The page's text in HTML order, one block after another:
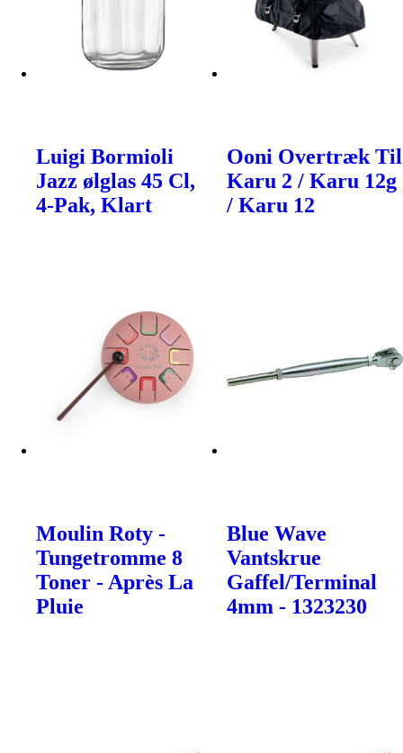
Luigi Bormioli
Jazz ølglas 45 Cl,
4-Pak, Klart
Ooni Overtræk Til
Karu 2 / Karu 12g
/ Karu 12
Moulin Roty -
Tungetromme 8
Toner - Après La
Pluie
Blue Wave
Vantskrue
Gaffel/Terminal
4mm - 1323230